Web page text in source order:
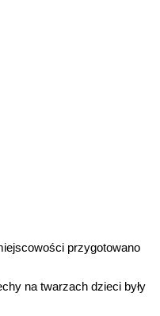
przygotowano
na twarzach dzieci były